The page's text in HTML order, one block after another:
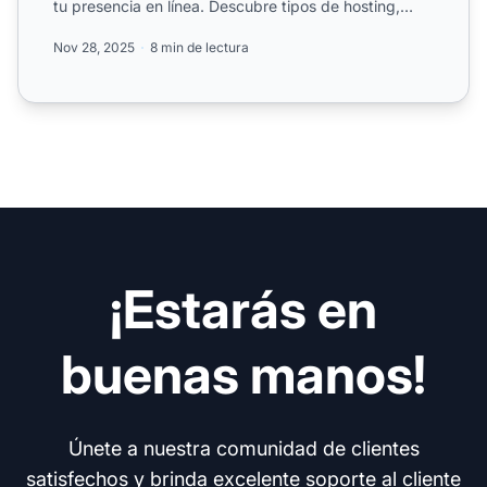
tu presencia en línea. Descubre tipos de hosting,
Nov 28, 2025 8 min de lectura
¡Estarás en
buenas manos!
Únete a nuestra comunidad de clientes
satisfechos y brinda excelente soporte al cliente